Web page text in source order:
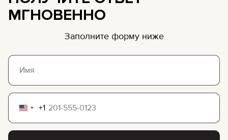
МГНОВЕННО
Заполните форму ниже
United
States
+1